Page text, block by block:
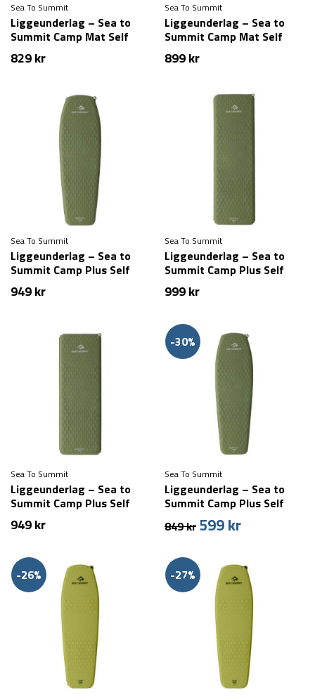
Sea To Summit
Liggeunderlag – Sea to
Summit Camp Mat Self
Inflating – Large – Grøn
829kr
Sea To Summit
Liggeunderlag – Sea to
Summit Camp Mat Self
Inflating – Regular – Grøn
899kr
Sea To Summit
Liggeunderlag – Sea to
Summit Camp Plus Self
Inflating Mat – Large
949kr
Sea To Summit
Liggeunderlag – Sea to
Summit Camp Plus Self
Inflating Mat –
Rectangular – Large
999kr
Sea To Summit
Liggeunderlag – Sea to
Summit Camp Plus Self
Inflating Mat –
Rectangular Wide –
949kr
-30%
Sea To Summit
Liggeunderlag – Sea to
Summit Camp Plus Self
Inflating Mat – Regular
849kr Den
var:
849 kr.
599krDen
er:
599 kr.
-26% -27%